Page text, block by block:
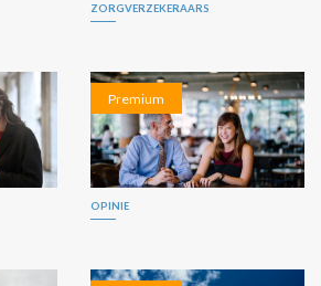
ZORGVERZEKERAARS
Premium
OPINIE